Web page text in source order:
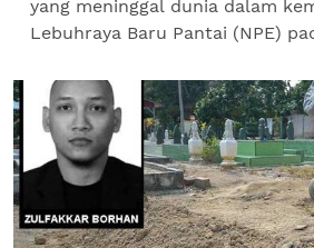
yang meninggal dunia dalam
Lebuhraya Baru Pantai (NPE)
Keselamatan Sosial...